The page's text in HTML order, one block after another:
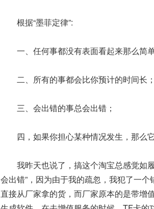
根据“墨菲定律”:
一、任何事都没有表面看起来那么简单
二、所有的事都会比你预计的时间长；
三、会出错的事总会出错；
四，如果你担心某种情况发生，那么它
我昨天也说了，搞这个淘宝总感觉如履
会出错”，因为由于我的疏忽，我犯了一
直接从厂家拿的货，而厂家原本的是带增